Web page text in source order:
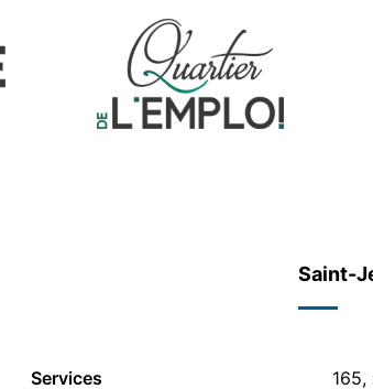
Services
Saint-
165,